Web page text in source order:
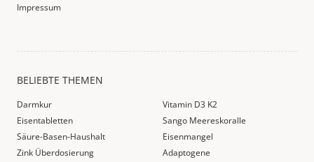
Impressum
BELIEBTE THEMEN
Darmkur
Eisentabletten
Säure-Basen-Haushalt
Zink Überdosierung
Vitamin D3 K2
Sango Meereskoralle
Eisenmangel
Adaptogene